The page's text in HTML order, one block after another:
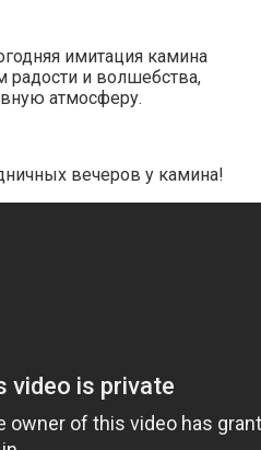
имитация камина
радости и волшебства,
атмосферу.
вечеров у камина!